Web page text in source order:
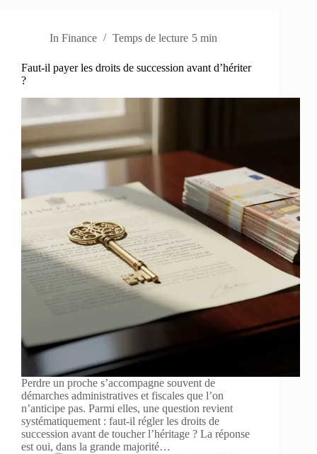
In Finance Temps de lecture 5 min
Faut-il payer les droits de succession avant d’hériter
?
Perdre un proche s’accompagne souvent de
démarches administratives et fiscales que l’on
n’anticipe pas. Parmi elles, une question revient
systématiquement : faut-il régler les droits de
succession avant de toucher l’héritage ? La réponse
est oui, dans la grande majorité…